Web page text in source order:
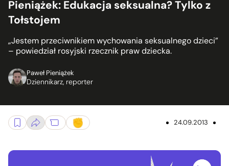
Pieniążek: Edukacja seksualna? Tylko z
Tołstojem
„Jestem przeciwnikiem wychowania seksualnego dzieci”
– powiedział rosyjski rzecznik praw dziecka.
Paweł Pieniążek
Dziennikarz, reporter
24.09.2013